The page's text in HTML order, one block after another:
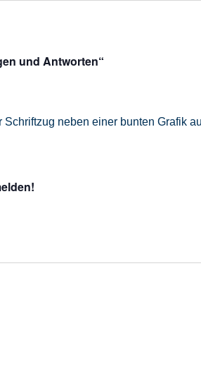
und Antworten“